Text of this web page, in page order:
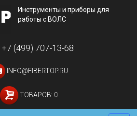
Инструменты и приборы для
работы с ВОЛС
+7 (499) 707-13-68
INFO@FIBERTOP.RU
ТОВАРОВ: 0